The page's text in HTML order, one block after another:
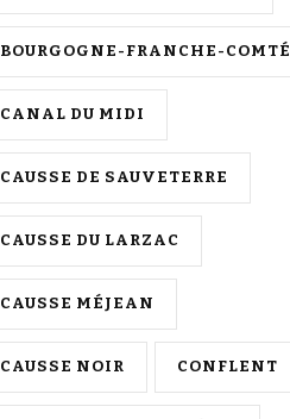
BOURGOGNE-FRANCHE-COMTÉ
CANAL DU MIDI
CAUSSE DE SAUVETERRE
CAUSSE DU LARZAC
CAUSSE MÉJEAN
CAUSSE NOIR CONFLENT